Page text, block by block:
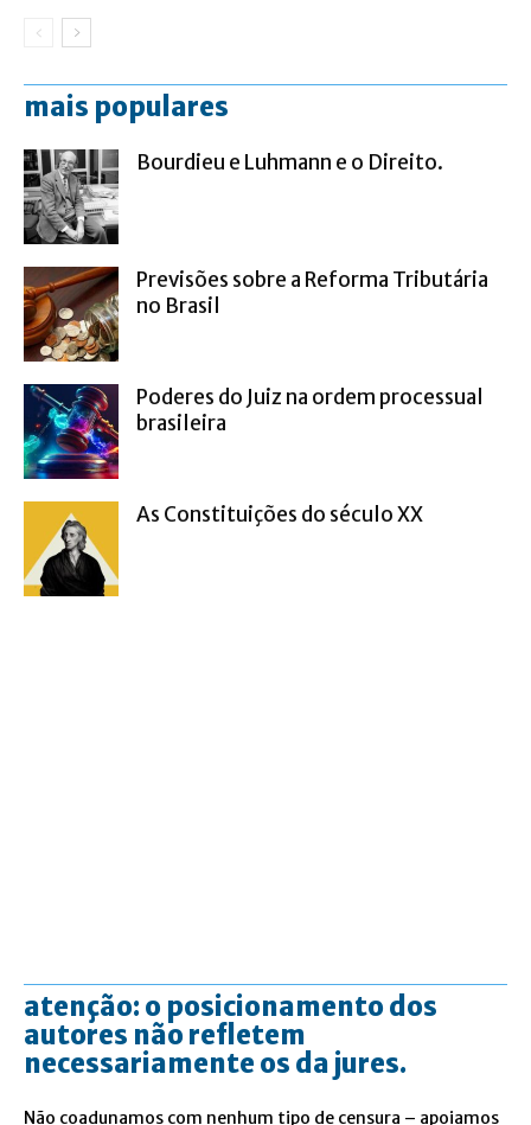
mais populares
Bourdieu e Luhmann e o Direito.
Previsões sobre a Reforma Tributária
no Brasil
Poderes do Juiz na ordem processual
brasileira
As Constituições do século XX
atenção: o posicionamento dos
autores não refletem
necessariamente os da jures.
Não coadunamos com nenhum tipo de censura – apoiamos